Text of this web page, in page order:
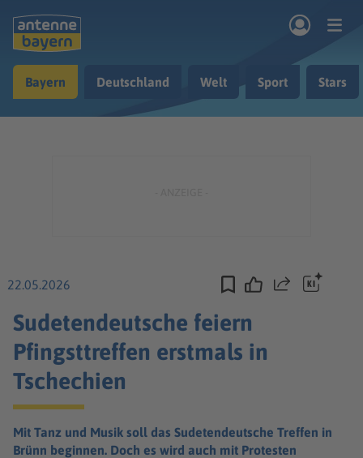
Musik & Radio
Bayern Deutschland Welt Sport Stars
22.05.2026 Teilen
Sudetendeutsche feiern
Pfingsttreffen erstmals in
Tschechien
Mit Tanz und Musik soll das Sudetendeutsche Treffen in
Brünn beginnen. Doch es wird auch mit Protesten